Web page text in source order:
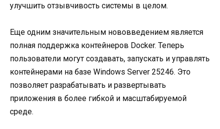
улучшить отзывчивость системы в целом.
Еще одним значительным нововведением является
полная поддержка контейнеров Docker. Теперь
пользователи могут создавать, запускать и управлять
контейнерами на базе Windows Server 25246. Это
позволяет разрабатывать и развертывать
приложения в более гибкой и масштабируемой
среде.